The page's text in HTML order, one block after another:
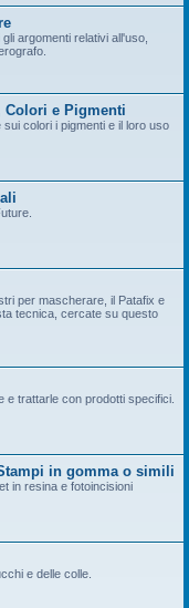
argomenti relativi all'uso,
Colori e Pigmenti
colori i pigmenti e il loro uso
per mascherare, il Patafix e
tecnica, cercate su questo
trattarle con prodotti specifici.
in gomma o simili
in resina e fotoincisioni
e delle colle.